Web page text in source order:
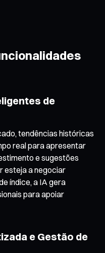
de
tendências históricas
real para apresentar
e sugestões
esteja a negociar
índice, a IA gera
para apoiar
e Gestão de